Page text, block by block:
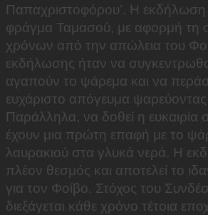
Παπαχριστοφόρου’. Η εκδήλωση
φράγμα Ταμασού, με αφορμή
χρόνων από την απώλεια του
εκδήλωσης ήταν να
αγαπούν το ψάρεμα και να
ευχάριστο απόγευμα ψαρεύοντας
Παράλληλα, να δοθεί η ευκαιρία
έχουν μια πρώτη επαφή με το
λαυρακιού στα γλυκά νερά. Η
πλέον θεσμός και αποτελεί το
για τον Φοίβο. Στόχος του
διεξάγεται κάθε χρόνο τέτοια